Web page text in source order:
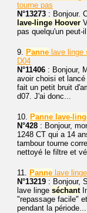
tourne pas
N°13273 : Bonjour.
lave-linge Hoover
pas quelqu'un peut-
9. Panne lave linge
D04
N°11406 : Bonjour,
avoir choisi et lancé
fait un petit bruit
d07. J'ai donc...
10. Panne lave-
N°428 : Bonjour,
1248 CT qui a 14
tambour tourne
nettoyé le filtre et
11. Panne lave linge
N°13219 : Bonjour,
lave linge séchant
"repassage facile"
pendant la période...